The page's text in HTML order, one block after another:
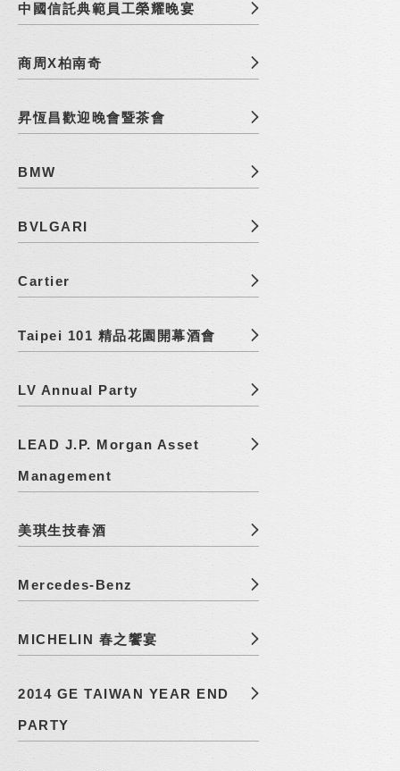
中國信託典範員工榮耀晚宴
商周X柏南奇
昇恆昌歡迎晚會暨茶會
BMW
BVLGARI
Cartier
Taipei 101 精品花園開幕酒會
LV Annual Party
LEAD J.P. Morgan Asset
Management
美琪生技春酒
Mercedes-Benz
MICHELIN 春之饗宴
2014 GE TAIWAN YEAR END
PARTY